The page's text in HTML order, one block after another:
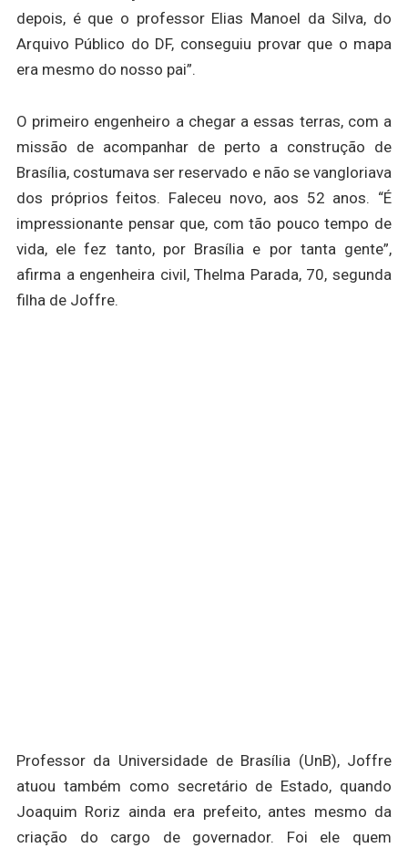
depois, é que o professor Elias Manoel da Silva, do
Arquivo Público do DF, conseguiu provar que o mapa
era mesmo do nosso pai”.
O primeiro engenheiro a chegar a essas terras, com a
missão de acompanhar de perto a construção de
Brasília, costumava ser reservado e não se vangloriava
dos próprios feitos. Faleceu novo, aos 52 anos. “É
impressionante pensar que, com tão pouco tempo de
vida, ele fez tanto, por Brasília e por tanta gente”,
afirma a engenheira civil, Thelma Parada, 70, segunda
filha de Joffre.
Professor da Universidade de Brasília (UnB), Joffre
atuou também como secretário de Estado, quando
Joaquim Roriz ainda era prefeito, antes mesmo da
criação do cargo de governador. Foi ele quem